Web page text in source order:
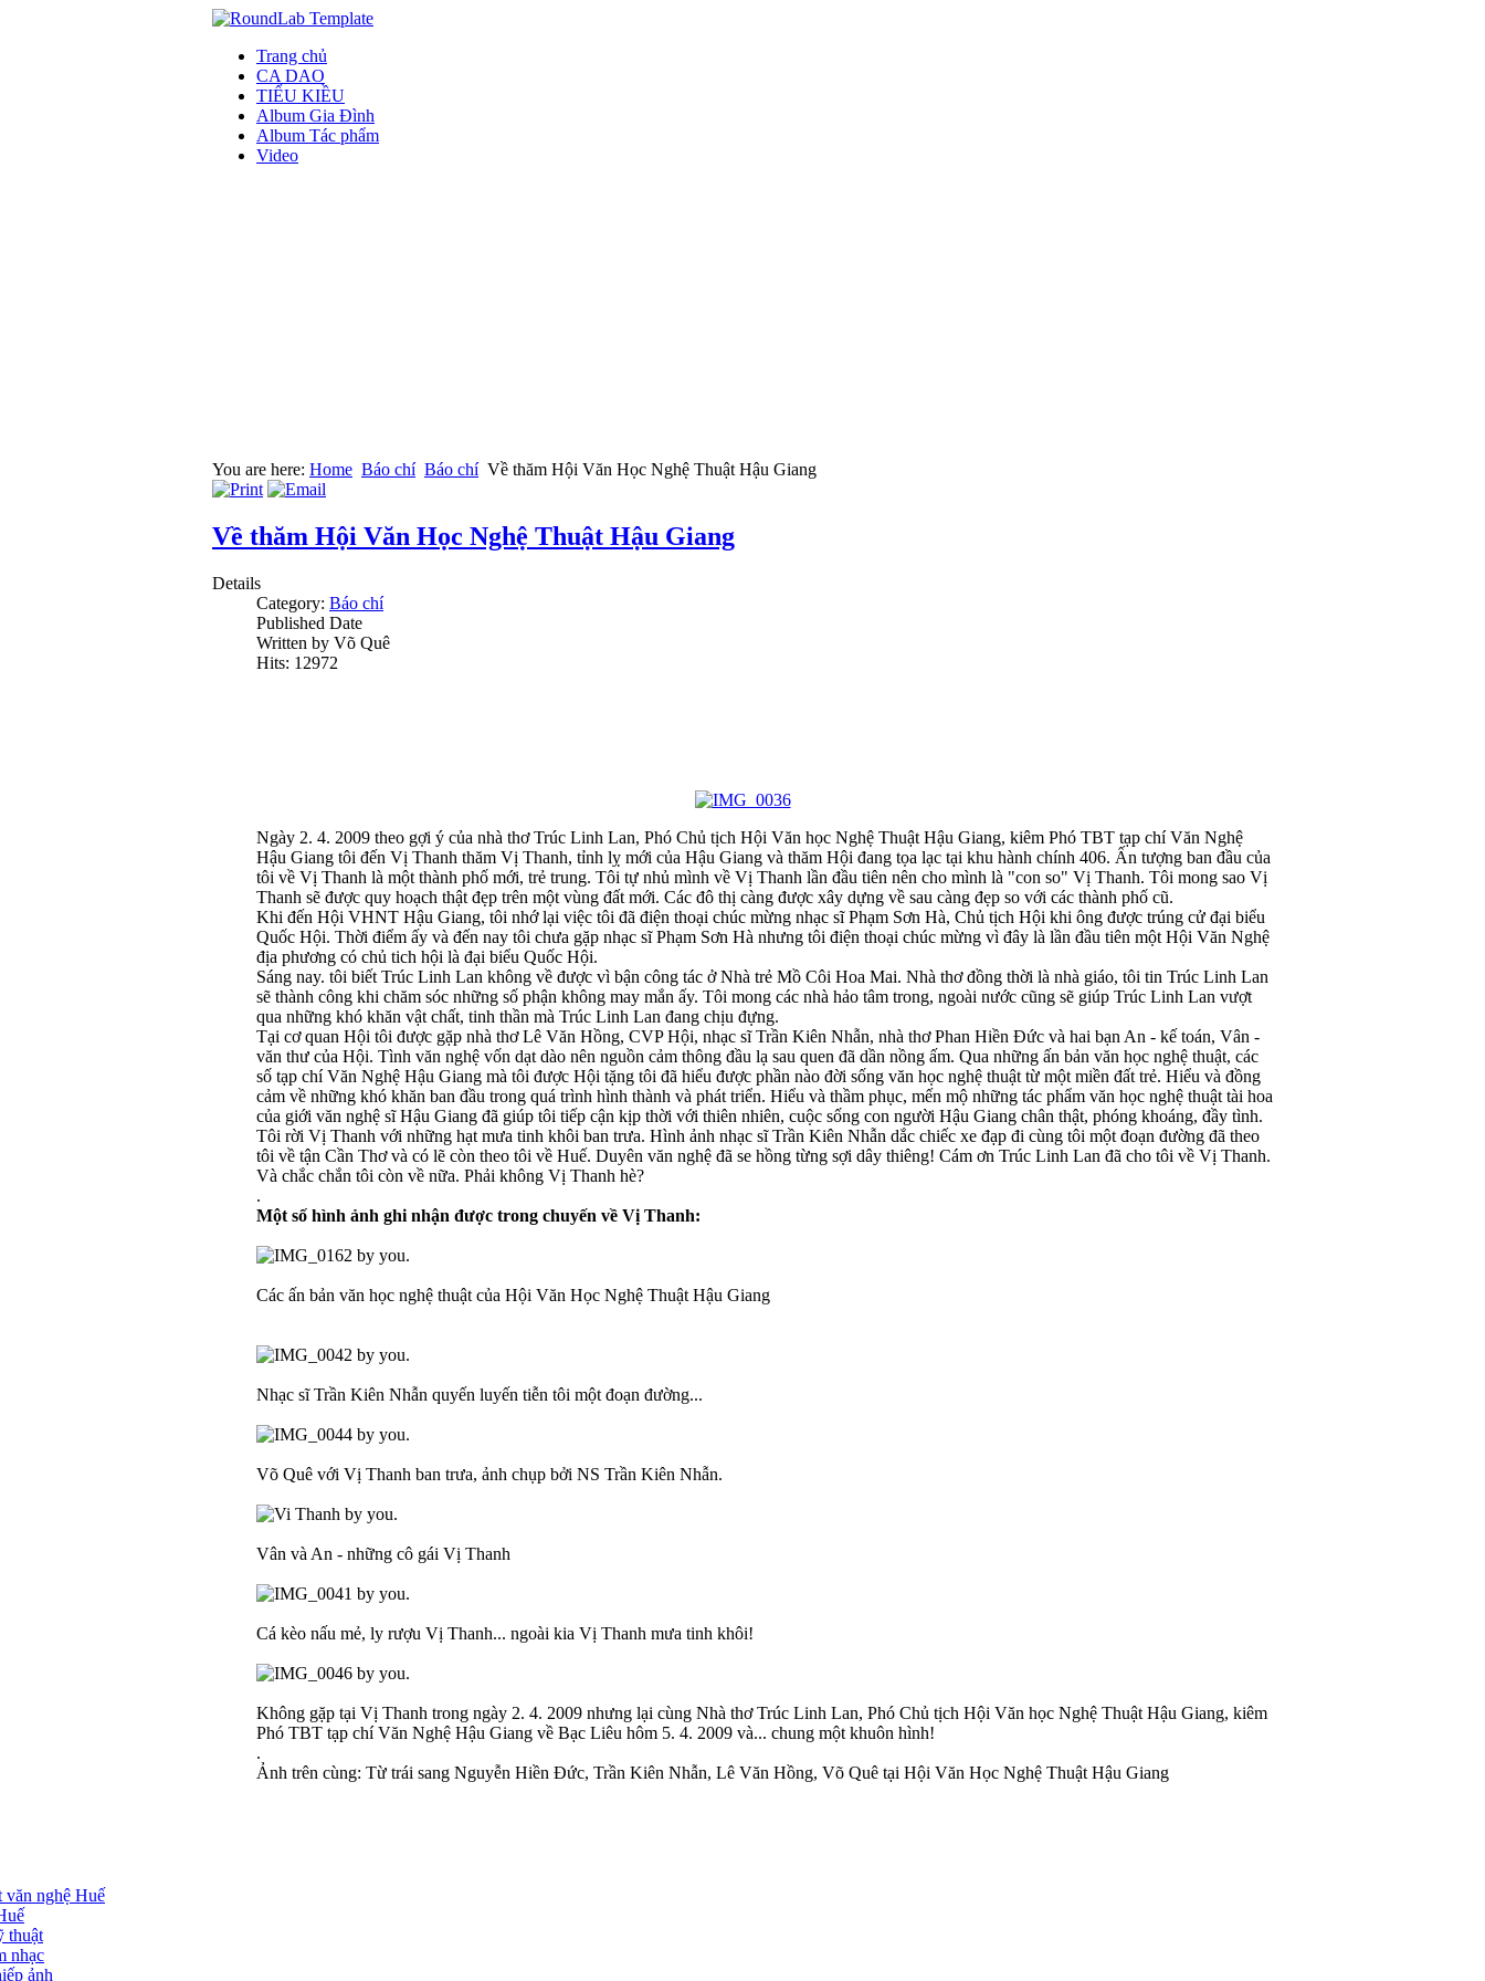
Trang chủ
CA DAO
TIỂU KIỀU
Album Gia Đình
Album Tác phẩm
Video
You are here: Home Báo chí Báo chí Về thăm Hội Văn Học Nghệ Thuật Hậu Giang
Về thăm Hội Văn Học Nghệ Thuật Hậu Giang
Details
Category: Báo chí
Published Date
Written by Võ Quê
Hits: 12972
Ngày 2. 4. 2009 theo gợi ý của nhà thơ Trúc Linh Lan, Phó Chủ tịch Hội Văn học Nghệ Thuật Hậu Giang, kiêm Phó TBT tạp chí Văn Nghệ
Hậu Giang tôi đến Vị Thanh thăm Vị Thanh, tỉnh lỵ mới của Hậu Giang và thăm Hội đang tọa lạc tại khu hành chính 406. Ấn tượng ban đầu của
tôi về Vị Thanh là một thành phố mới, trẻ trung. Tôi tự nhủ mình về Vị Thanh lần đầu tiên nên cho mình là "con so" Vị Thanh. Tôi mong sao Vị
Thanh sẽ được quy hoạch thật đẹp trên một vùng đất mới. Các đô thị càng được xây dựng về sau càng đẹp so với các thành phố cũ.
Khi đến Hội VHNT Hậu Giang, tôi nhớ lại việc tôi đã điện thoại chúc mừng nhạc sĩ Phạm Sơn Hà, Chủ tịch Hội khi ông được trúng cử đại biểu
Quốc Hội. Thời điểm ấy và đến nay tôi chưa gặp nhạc sĩ Phạm Sơn Hà nhưng tôi điện thoại chúc mừng vì đây là lần đầu tiên một Hội Văn Nghệ
địa phương có chủ tich hội là đại biểu Quốc Hội.
Sáng nay. tôi biết Trúc Linh Lan không về được vì bận công tác ở Nhà trẻ Mồ Côi Hoa Mai. Nhà thơ đồng thời là nhà giáo, tôi tin Trúc Linh Lan
sẽ thành công khi chăm sóc những số phận không may mắn ấy. Tôi mong các nhà hảo tâm trong, ngoài nước cũng sẽ giúp Trúc Linh Lan vượt
qua những khó khăn vật chất, tinh thần mà Trúc Linh Lan đang chịu đựng.
Tại cơ quan Hội tôi được gặp nhà thơ Lê Văn Hồng, CVP Hội, nhạc sĩ Trần Kiên Nhẫn, nhà thơ Phan Hiền Đức và hai bạn An - kế toán, Vân -
văn thư của Hội. Tình văn nghệ vốn dạt dào nên nguồn cảm thông đầu lạ sau quen đã dần nồng ấm. Qua những ấn bản văn học nghệ thuật, các
số tạp chí Văn Nghệ Hậu Giang mà tôi được Hội tặng tôi đã hiểu được phần nào đời sống văn học nghệ thuật từ một miền đất trẻ. Hiểu và đồng
cảm về những khó khăn ban đầu trong quá trình hình thành và phát triển. Hiểu và thầm phục, mến mộ những tác phẩm văn học nghệ thuật tài hoa
của giới văn nghệ sĩ Hậu Giang đã giúp tôi tiếp cận kịp thời với thiên nhiên, cuộc sống con người Hậu Giang chân thật, phóng khoáng, đầy tình.
Tôi rời Vị Thanh với những hạt mưa tinh khôi ban trưa. Hình ảnh nhạc sĩ Trần Kiên Nhẫn dắc chiếc xe đạp đi cùng tôi một đoạn đường đã theo
tôi về tận Cần Thơ và có lẽ còn theo tôi về Huế. Duyên văn nghệ đã se hồng từng sợi dây thiêng! Cám ơn Trúc Linh Lan đã cho tôi về Vị Thanh.
Và chắc chắn tôi còn về nữa. Phải không Vị Thanh hè?
.
Một số hình ảnh ghi nhận được trong chuyến về Vị Thanh:
Các ấn bản văn học nghệ thuật của Hội Văn Học Nghệ Thuật Hậu Giang
Nhạc sĩ Trần Kiên Nhẫn quyến luyến tiễn tôi một đoạn đường...
Võ Quê với Vị Thanh ban trưa, ảnh chụp bởi NS Trần Kiên Nhẫn.
Vân và An - những cô gái Vị Thanh
Cá kèo nấu mẻ, ly rượu Vị Thanh... ngoài kia Vị Thanh mưa tinh khôi!
Không gặp tại Vị Thanh trong ngày 2. 4. 2009 nhưng lại cùng Nhà thơ Trúc Linh Lan, Phó Chủ tịch Hội Văn học Nghệ Thuật Hậu Giang, kiêm
Phó TBT tạp chí Văn Nghệ Hậu Giang về Bạc Liêu hôm 5. 4. 2009 và... chung một khuôn hình!
.
Ảnh trên cùng: Từ trái sang Nguyễn Hiền Đức, Trần Kiên Nhẫn, Lê Văn Hồng, Võ Quê tại Hội Văn Học Nghệ Thuật Hậu Giang
văn nghệ Huế
thuật
nhạc
ảnh